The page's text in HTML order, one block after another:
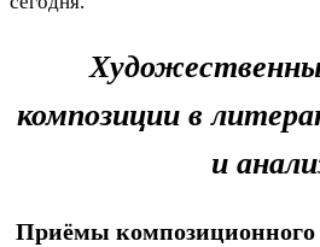
композиции в
и
Приёмы композиционного